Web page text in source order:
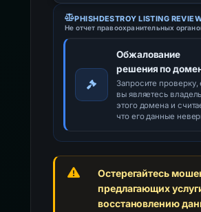
PHISHDESTROY LISTING
Не отчет правоохранительных
Обжалование
решения по
Запросите проверку,
вы являетесь
этого домена и
что его данные
Остерегайтесь
предлагающих
восстановлению